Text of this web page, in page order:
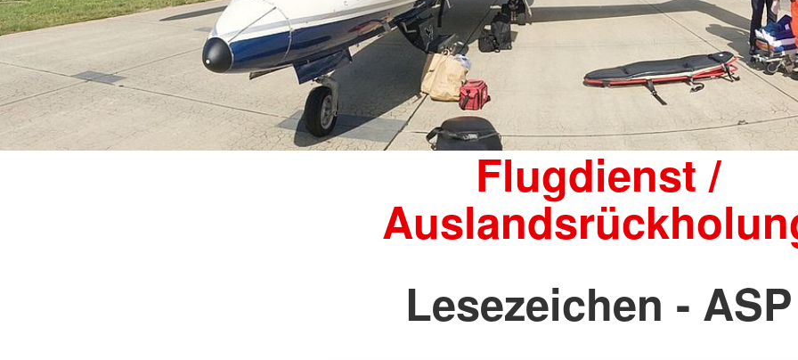
Flugdienst /
Lesezeichen - ASP